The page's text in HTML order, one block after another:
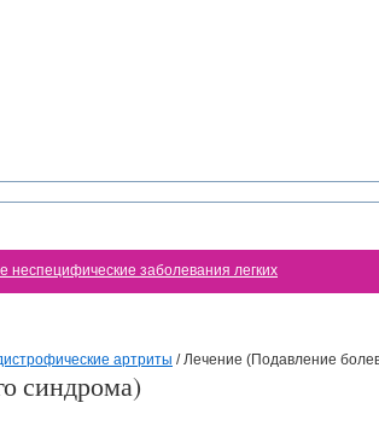
неспецифические заболевания легких
артриты /Лечение (Подавление
синдрома)